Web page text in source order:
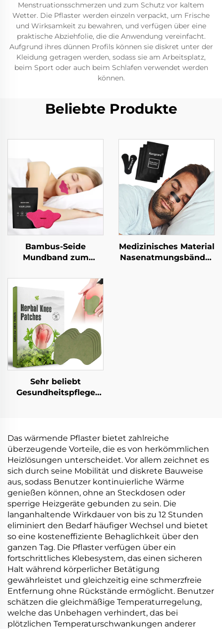
Menstruationsschmerzen und zum Schutz vor kaltem
Wetter. Die Pflaster werden einzeln verpackt, um Frische
und Wirksamkeit zu bewahren, und verfügen über eine
praktische Abziehfolie, die die Anwendung vereinfacht.
Aufgrund ihres dünnen Profils können sie diskret unter der
Kleidung getragen werden, sodass sie am Arbeitsplatz,
beim Sport oder auch beim Schlafen verwendet werden
können.
Beliebte Produkte
Bambus-Seide
Mundband zum
Nasenatmung niedlich
Lippenband zum
Schlafen
Medizinisches Material
Nasenatmungsbänder
Sehr beliebt
Gesundheitspflege
Entspannungs-
Pflaster Kräuter-Knie-
Pflaster zur
Schmerzlinderung
Das wärmende Pflaster bietet zahlreiche
überzeugende Vorteile, die es von herkömmlichen
Heizlösungen unterscheidet. Vor allem zeichnet es
sich durch seine Mobilität und diskrete Bauweise
aus, sodass Benutzer kontinuierliche Wärme
genießen können, ohne an Steckdosen oder
sperrige Heizgeräte gebunden zu sein. Die
langanhaltende Wirkdauer von bis zu 12 Stunden
eliminiert den Bedarf häufiger Wechsel und bietet
so eine kosteneffiziente Behaglichkeit über den
ganzen Tag. Die Pflaster verfügen über ein
fortschrittliches Klebesystem, das einen sicheren
Halt während körperlicher Betätigung
gewährleistet und gleichzeitig eine schmerzfreie
Entfernung ohne Rückstände ermöglicht. Benutzer
schätzen die gleichmäßige Temperaturregelung,
welche das Unbehagen verhindert, das bei
plötzlichen Temperaturschwankungen anderer